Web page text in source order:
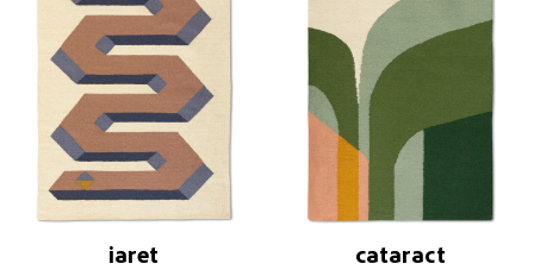
iaret
cataract